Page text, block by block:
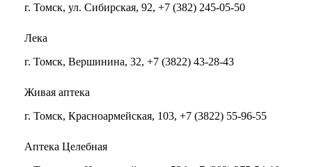
г. Томск, ул. Сибирская, 92, +7 (382) 245-05-50
Лека
г. Томск, Вершинина, 32, +7 (3822) 43-28-43
Живая аптека
г. Томск, Красноармейская, 103, +7 (3822) 55-96-55
Аптека Целебная